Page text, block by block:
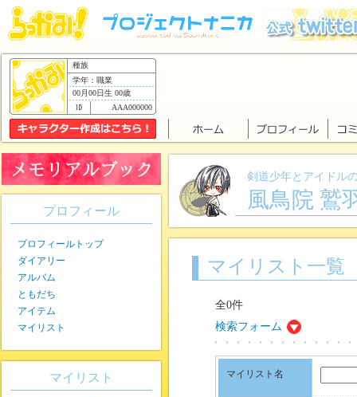
種族
学年：職業
00月00日生 00歳
AAA000000
剣道少年とアイドル
風鳥院 鷲
マイリスト一覧
全0件
検索フォーム
マイリスト名
プロフィール
プロフィールトップ
ダイアリー
アルバム
ともだち
アイテム
マイリスト
マイリスト